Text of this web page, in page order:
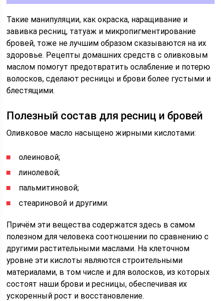
Такие манипуляции, как окраска, наращивание и
завивка ресниц, татуаж и микропигментирование
бровей, тоже не лучшим образом сказываются на их
здоровье. Рецепты домашних средств с оливковым
маслом помогут предотвратить ослабление и потерю
волосков, сделают ресницы и брови более густыми и
блестящими.
Полезный состав для ресниц и бровей
Оливковое масло насыщено жирными кислотами:
олеиновой;
линолевой;
пальмитиновой;
стеариновой и другими.
Причём эти вещества содержатся здесь в самом
полезном для человека соотношении по сравнению с
другими растительными маслами. На клеточном
уровне эти кислоты являются строительными
материалами, в том числе и для волосков, из которых
состоят наши брови и ресницы, обеспечивая их
ускоренный рост и восстановление.